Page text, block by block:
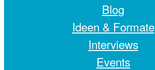
Blog
Ideen & Formate
Interviews
Events